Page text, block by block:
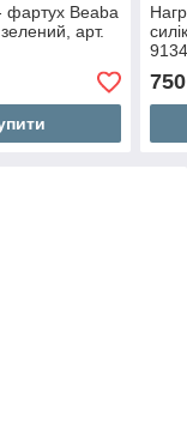
фартух Beaba
арт.
750